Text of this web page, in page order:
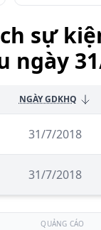
sự
ngày
NGÀY GDKHQ
31/7/2018
31/7/2018
QUẢNG CÁO